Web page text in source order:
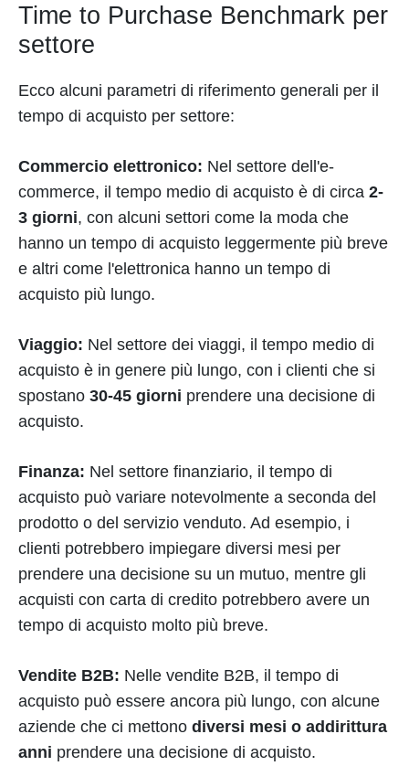
Time to Purchase Benchmark per
settore
Ecco alcuni parametri di riferimento generali per il
tempo di acquisto per settore:
Commercio elettronico: Nel settore dell'e-
commerce, il tempo medio di acquisto è di circa 2-
3 giorni, con alcuni settori come la moda che
hanno un tempo di acquisto leggermente più breve
e altri come l'elettronica hanno un tempo di
acquisto più lungo.
Viaggio: Nel settore dei viaggi, il tempo medio di
acquisto è in genere più lungo, con i clienti che si
spostano 30-45 giorni prendere una decisione di
acquisto.
Finanza: Nel settore finanziario, il tempo di
acquisto può variare notevolmente a seconda del
prodotto o del servizio venduto. Ad esempio, i
clienti potrebbero impiegare diversi mesi per
prendere una decisione su un mutuo, mentre gli
acquisti con carta di credito potrebbero avere un
tempo di acquisto molto più breve.
Vendite B2B: Nelle vendite B2B, il tempo di
acquisto può essere ancora più lungo, con alcune
aziende che ci mettono diversi mesi o addirittura
anni prendere una decisione di acquisto.